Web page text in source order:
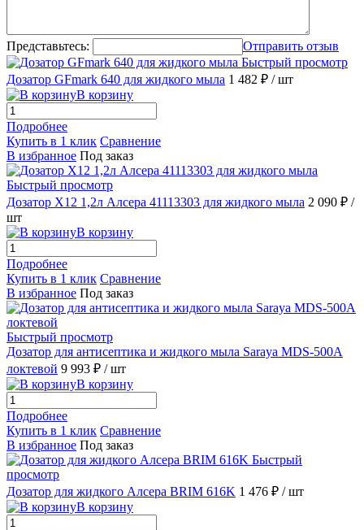
Представьтесь:
Отправить отзыв
Быстрый просмотр
Дозатор GFmark 640 для жидкого мыла 1 482 ₽ / шт
В корзину
Подробнее
Купить в 1 клик Сравнение
В избранное Под заказ
Быстрый просмотр
Дозатор X12 1,2л Алсера 41113303 для жидкого мыла 2 090 ₽ /
шт
В корзину
Подробнее
Купить в 1 клик Сравнение
В избранное Под заказ
Быстрый просмотр
Дозатор для антисептика и жидкого мыла Saraya MDS-500A
локтевой 9 993 ₽ / шт
В корзину
Подробнее
Купить в 1 клик Сравнение
В избранное Под заказ
Быстрый
просмотр
Дозатор для жидкого Алсера BRIM 616K 1 476 ₽ / шт
В корзину